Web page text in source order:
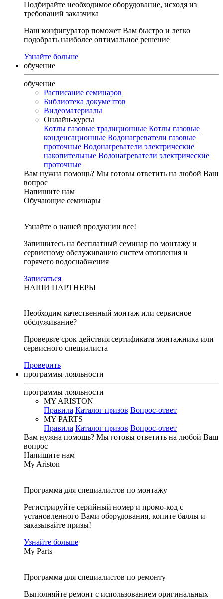
Подбирайте необходимое оборудование, исходя из
требований заказчика
Наш конфигуратор поможет Вам быстро и легко
подобрать наиболее оптимальное решение
Узнайте больше
обучение
обучение
Расписание семинаров
Библиотека документов
Видеоматериалы
Онлайн-курсы
Котлы газовые традиционные Котлы газовые
конденсационные Водонагреватели газовые
проточные Водонагреватели электрические
накопительные Водонагреватели электрические
проточные
Вам нужна помощь? Мы готовы ответить на любой Ваш
вопрос
Напишите нам
Обучающие семинары
Узнайте о нашей продукции все!
Запишитесь на бесплатный семинар по монтажу и
сервисному обслуживанию систем отопления и
горячего водоснабжения
Записаться
НАШИ ПАРТНЕРЫ
Необходим качественный монтаж или сервисное
обслуживание?
Проверьте срок действия сертификата монтажника или
сервисного специалиста
Проверить
программы лояльности
программы лояльности
MY ARISTON
Правила Каталог призов Вопрос-ответ
MY PARTS
Правила Каталог призов Вопрос-ответ
Вам нужна помощь? Мы готовы ответить на любой Ваш
вопрос
Напишите нам
My Ariston
Программа для специалистов по монтажу
Регистрируйте серийный номер и промо-код с
установленного Вами оборудования, копите баллы и
заказывайте призы!
Узнайте больше
My Parts
Программа для специалистов по ремонту
Выполняйте ремонт с использованием оригинальных